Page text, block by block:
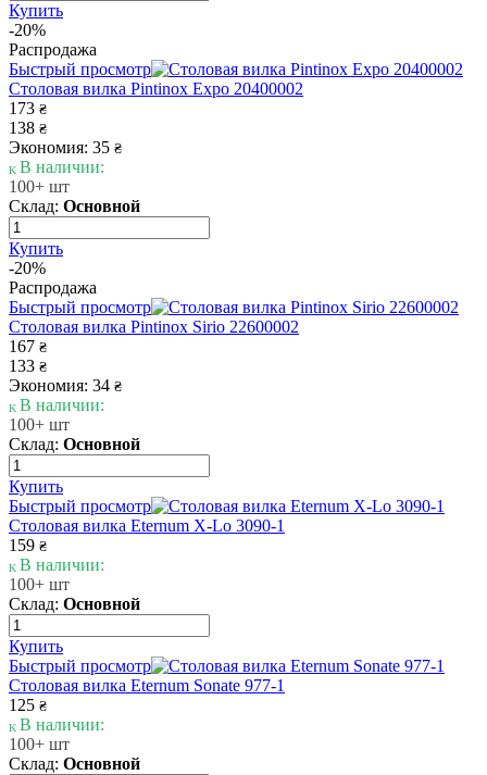
Купить
-20%
Распродажа
Быстрый просмотр
Столовая вилка Pintinox Expo 20400002
173 ₴
138 ₴
Экономия: 35 ₴
В наличии:
100+ шт
Склад: Основной
Купить
-20%
Распродажа
Быстрый просмотр
Столовая вилка Pintinox Sirio 22600002
167 ₴
133 ₴
Экономия: 34 ₴
В наличии:
100+ шт
Склад: Основной
Купить
Быстрый просмотр
Столовая вилка Eternum X-Lo 3090-1
159 ₴
В наличии:
100+ шт
Склад: Основной
Купить
Быстрый просмотр
Столовая вилка Eternum Sonate 977-1
125 ₴
В наличии:
100+ шт
Склад: Основной